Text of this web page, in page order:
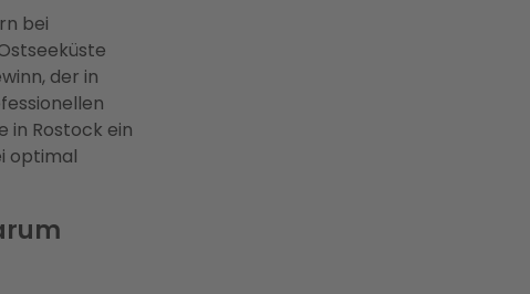
bei
der in
in Rostock ein
optimal